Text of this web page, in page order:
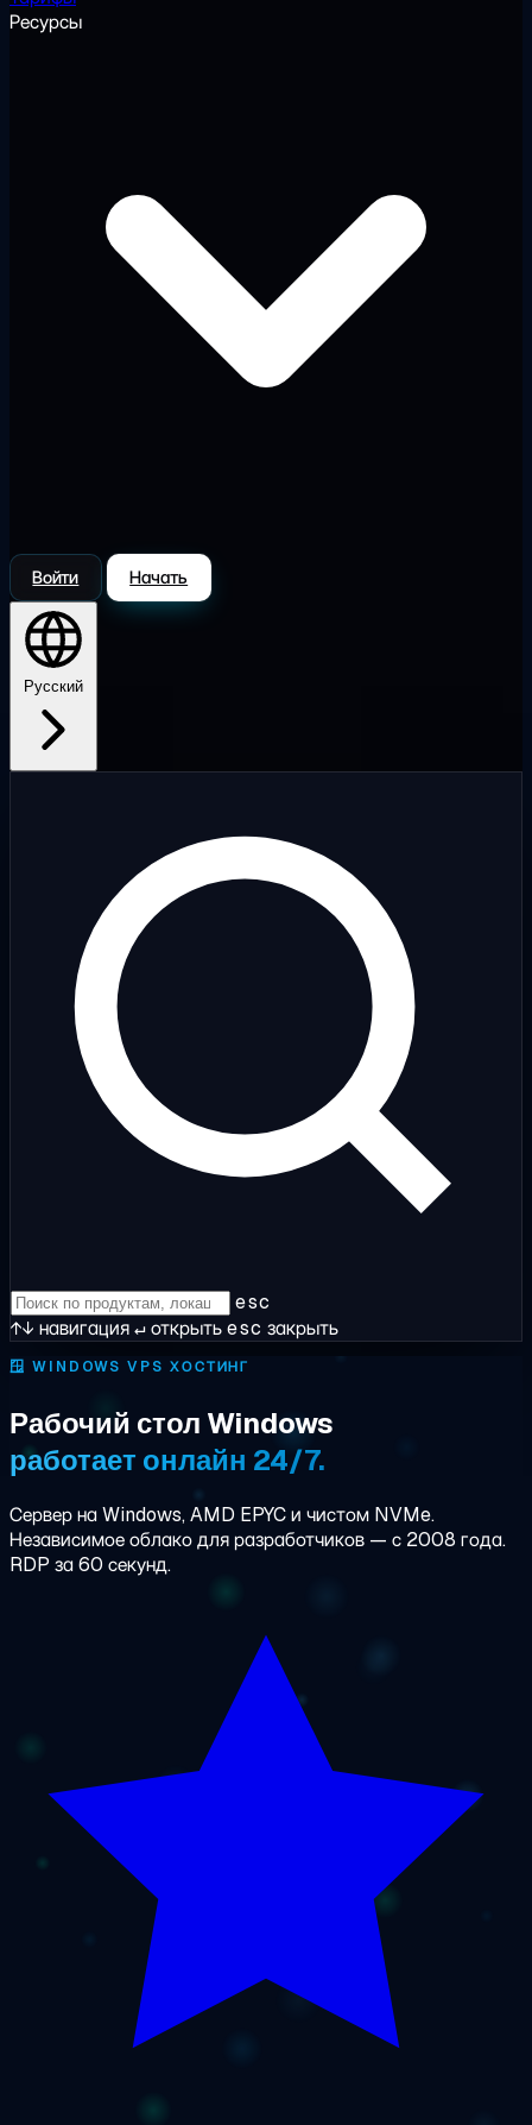
Ресурсы
Войти Начать
Русский
esc
↑↓ навигация↵открытьesc закрыть
🪟 WINDOWS VPS ХОСТИНГ
Рабочий стол Windows
работает онлайн 24/7.
Сервер на Windows, AMD EPYC и чистом NVMe.
Независимое облако для разработчиков — с 2008 года.
RDP за 60 секунд.